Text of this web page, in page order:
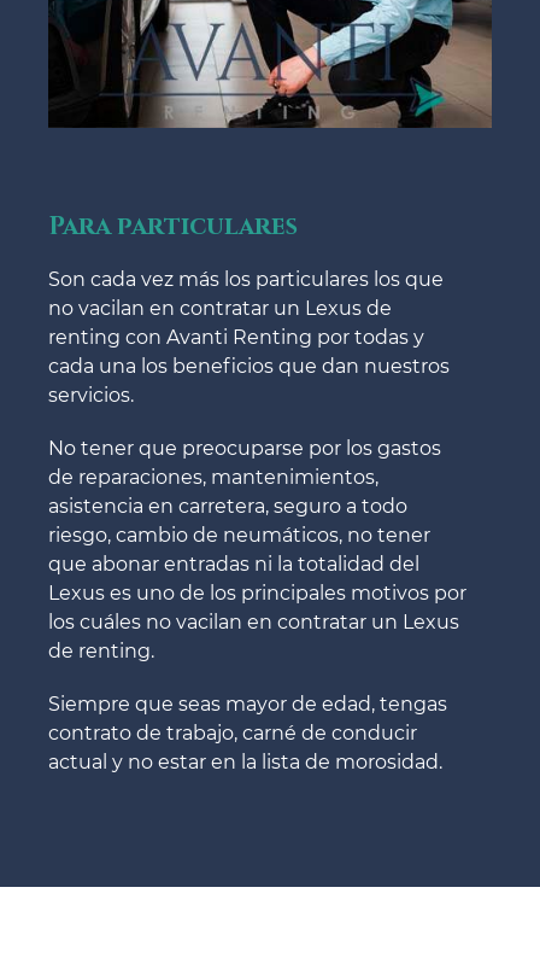
Para particulares
Son cada vez más los particulares los que
no vacilan en contratar un Lexus de
renting con Avanti Renting por todas y
cada una los beneficios que dan nuestros
servicios.
No tener que preocuparse por los gastos
de reparaciones, mantenimientos,
asistencia en carretera, seguro a todo
riesgo, cambio de neumáticos, no tener
que abonar entradas ni la totalidad del
Lexus es uno de los principales motivos por
los cuáles no vacilan en contratar un Lexus
de renting.
Siempre que seas mayor de edad, tengas
contrato de trabajo, carné de conducir
actual y no estar en la lista de morosidad.